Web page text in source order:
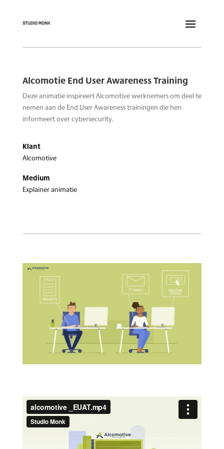
Alcomotie End User Awareness Training
Deze animatie inspireert Alcomotive werknemers om deel te
nemen aan de End User Awareness trainingen die hen
informeert over cybersecurity.
Klant
Alcomotive
Medium
Explainer animatie